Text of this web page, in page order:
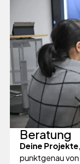
Beratung
Deine
punktgenau